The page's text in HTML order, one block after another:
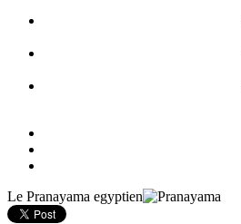
Le Pranayama egyptien